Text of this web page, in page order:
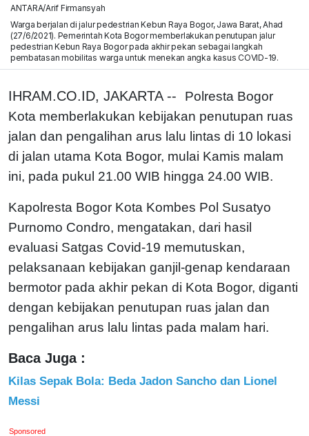
ANTARA/Arif Firmansyah
Warga berjalan di jalur pedestrian Kebun Raya Bogor, Jawa Barat, Ahad
(27/6/2021). Pemerintah Kota Bogor memberlakukan penutupan jalur
pedestrian Kebun Raya Bogor pada akhir pekan sebagai langkah
pembatasan mobilitas warga untuk menekan angka kasus COVID-19.
IHRAM.CO.ID, JAKARTA -- Polresta Bogor
Kota memberlakukan kebijakan penutupan ruas
jalan dan pengalihan arus lalu lintas di 10 lokasi
di jalan utama Kota Bogor, mulai Kamis malam
ini, pada pukul 21.00 WIB hingga 24.00 WIB.
Kapolresta Bogor Kota Kombes Pol Susatyo
Purnomo Condro, mengatakan, dari hasil
evaluasi Satgas Covid-19 memutuskan,
pelaksanaan kebijakan ganjil-genap kendaraan
bermotor pada akhir pekan di Kota Bogor, diganti
dengan kebijakan penutupan ruas jalan dan
pengalihan arus lalu lintas pada malam hari.
Baca Juga :
Kilas Sepak Bola: Beda Jadon Sancho dan Lionel
Messi
Sponsored